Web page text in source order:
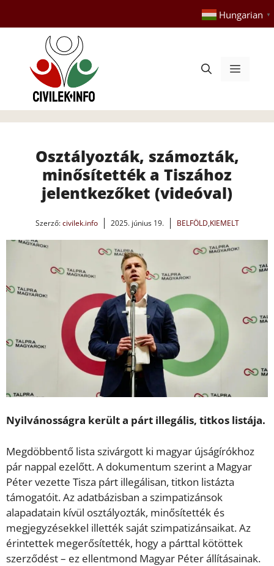
tartalomba
Hungarian ▼
Menü
Osztályozták, számozták,
minősítették a Tiszához
jelentkezőket (videóval)
Szerző:civilek.info 2025. június 19. BELFÖLD,KIEMELT
Nyilvánosságra került a párt illegális, titkos listája.
Megdöbbentő lista szivárgott ki magyar újságírókhoz
pár nappal ezelőtt. A dokumentum szerint a Magyar
Péter vezette Tisza párt illegálisan, titkon listázta
támogatóit. Az adatbázisban a szimpatizánsok
alapadatain kívül osztályozták, minősítették és
megjegyzésekkel illették saját szimpatizánsaikat. Az
érintettek megerősítették, hogy a párttal kötöttek
szerződést – ez ellentmond Magyar Péter állításainak.